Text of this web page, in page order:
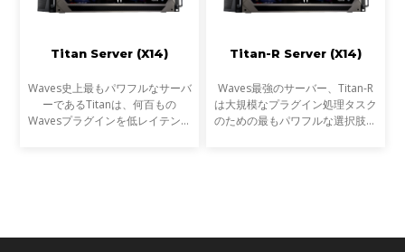
Titan Server (X14)
Waves史上最もパワフルなサーバ
ーであるTitanは、何百もの
Wavesプラグインを低レイテンシ
Titan-R Server (X14)
Waves最強のサーバー、Titan-R
は大規模なプラグイン処理タスク
のための最もパワフルな選択肢で